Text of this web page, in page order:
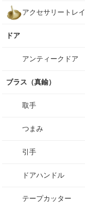
アクセサリートレイ
ドア
アンティークドア
ブラス（真鍮）
取手
つまみ
引手
ドアハンドル
テープカッター